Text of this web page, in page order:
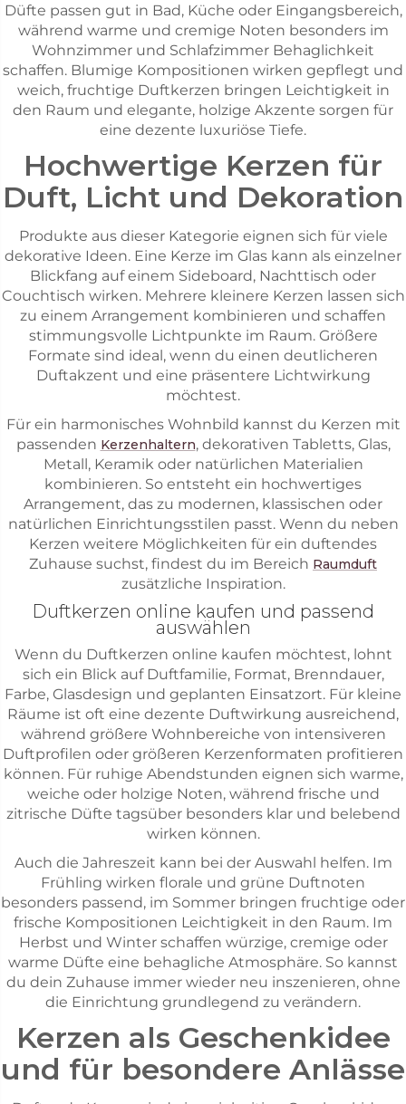
Düfte passen gut in Bad, Küche oder Eingangsbereich,
während warme und cremige Noten besonders im
Wohnzimmer und Schlafzimmer Behaglichkeit
schaffen. Blumige Kompositionen wirken gepflegt und
weich, fruchtige Duftkerzen bringen Leichtigkeit in
den Raum und elegante, holzige Akzente sorgen für
eine dezente luxuriöse Tiefe.
Hochwertige Kerzen für
Duft, Licht und Dekoration
Produkte aus dieser Kategorie eignen sich für viele
dekorative Ideen. Eine Kerze im Glas kann als einzelner
Blickfang auf einem Sideboard, Nachttisch oder
Couchtisch wirken. Mehrere kleinere Kerzen lassen sich
zu einem Arrangement kombinieren und schaffen
stimmungsvolle Lichtpunkte im Raum. Größere
Formate sind ideal, wenn du einen deutlicheren
Duftakzent und eine präsentere Lichtwirkung
möchtest.
Für ein harmonisches Wohnbild kannst du Kerzen mit
passenden Kerzenhaltern, dekorativen Tabletts, Glas,
Metall, Keramik oder natürlichen Materialien
kombinieren. So entsteht ein hochwertiges
Arrangement, das zu modernen, klassischen oder
natürlichen Einrichtungsstilen passt. Wenn du neben
Kerzen weitere Möglichkeiten für ein duftendes
Zuhause suchst, findest du im Bereich Raumduft
zusätzliche Inspiration.
Duftkerzen online kaufen und passend
auswählen
Wenn du Duftkerzen online kaufen möchtest, lohnt
sich ein Blick auf Duftfamilie, Format, Brenndauer,
Farbe, Glasdesign und geplanten Einsatzort. Für kleine
Räume ist oft eine dezente Duftwirkung ausreichend,
während größere Wohnbereiche von intensiveren
Duftprofilen oder größeren Kerzenformaten profitieren
können. Für ruhige Abendstunden eignen sich warme,
weiche oder holzige Noten, während frische und
zitrische Düfte tagsüber besonders klar und belebend
wirken können.
Auch die Jahreszeit kann bei der Auswahl helfen. Im
Frühling wirken florale und grüne Duftnoten
besonders passend, im Sommer bringen fruchtige oder
frische Kompositionen Leichtigkeit in den Raum. Im
Herbst und Winter schaffen würzige, cremige oder
warme Düfte eine behagliche Atmosphäre. So kannst
du dein Zuhause immer wieder neu inszenieren, ohne
die Einrichtung grundlegend zu verändern.
Kerzen als Geschenkidee
und für besondere Anlässe